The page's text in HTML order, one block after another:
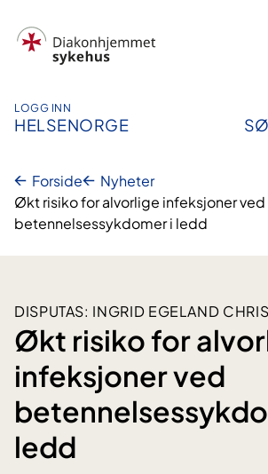
innhold
LOGG INN
HELSENORGE
Forside
Nyheter
Økt risiko for alvorlige infeksjoner ved
betennelsessykdomer i ledd
DISPUTAS: INGRID EGELAND
Økt risiko for
infeksjoner ved
ledd